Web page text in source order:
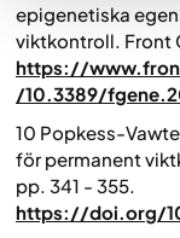
epigenetiska
viktkontroll. Front
https://
/10.3389/
10 Popkess-
för permanent
pp. 341 - 355.
https://doi.org/